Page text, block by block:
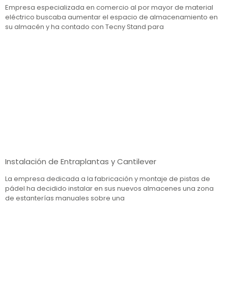
Empresa especializada en comercio al por mayor de material
eléctrico buscaba aumentar el espacio de almacenamiento en
su almacén y ha contado con Tecny Stand para
Instalación de Entraplantas y Cantilever
La empresa dedicada a la fabricación y montaje de pistas de
pádel ha decidido instalar en sus nuevos almacenes una zona
de estanterías manuales sobre una